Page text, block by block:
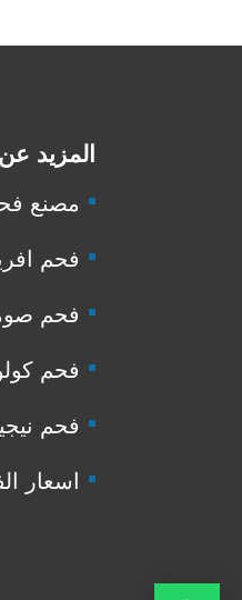
المزيد
مصنع
فحم
فحم
فحم
فحم
اسعار